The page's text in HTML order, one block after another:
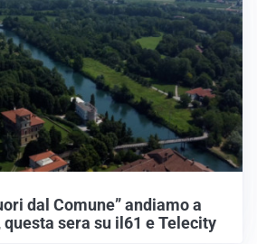
dal Comune” andiamo a
questa sera su il61 e Telecity